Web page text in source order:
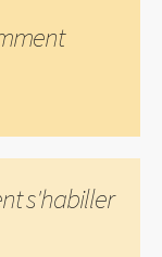
s'habiller